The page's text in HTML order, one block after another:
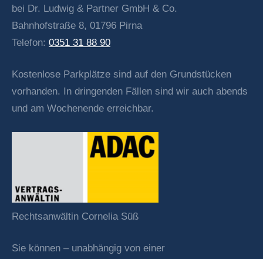
bei Dr. Ludwig & Partner GmbH & Co.
Bahnhofstraße 8, 01796 Pirna
Telefon: 0351 31 88 90
Kostenlose Parkplätze sind auf den Grundstücken
vorhanden. In dringenden Fällen sind wir auch abends
und am Wochenende erreichbar.
Rechtsanwältin Cornelia Süß
Sie können – unabhängig von einer